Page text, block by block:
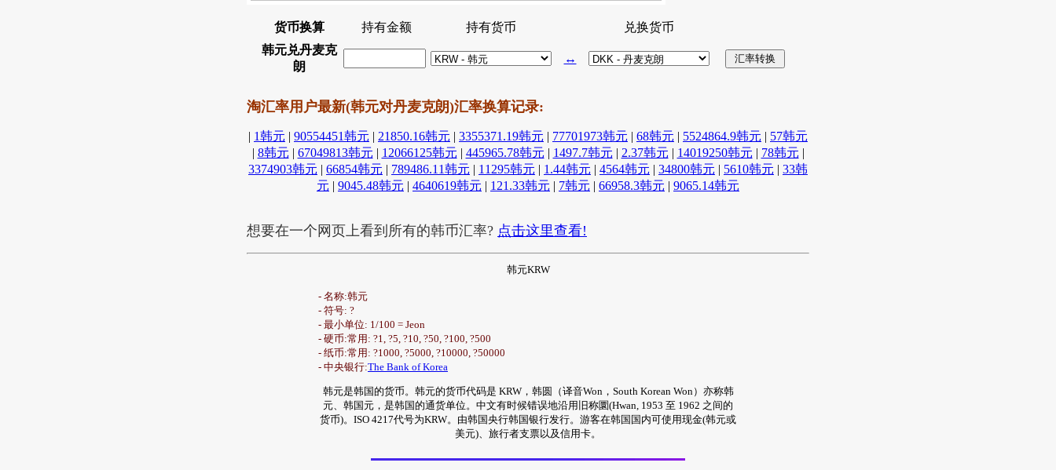
货币换算 持有金额 持有货币
兑换货币
韩元兑丹麦克
朗
↔
淘汇率用户最新(韩元对丹麦克朗)汇率换算记录:
| 1韩元 | 90554451韩元 | 21850.16韩元 | 3355371.19韩元 | 77701973韩元 | 68韩元 | 5524864.9韩元 | 57韩元
| 8韩元 | 67049813韩元 | 12066125韩元 | 445965.78韩元 | 1497.7韩元 | 2.37韩元 | 14019250韩元 | 78韩元 |
3374903韩元 | 66854韩元 | 789486.11韩元 | 11295韩元 | 1.44韩元 | 4564韩元 | 34800韩元 | 5610韩元 | 33韩
元 | 9045.48韩元 | 4640619韩元 | 121.33韩元 | 7韩元 | 66958.3韩元 | 9065.14韩元
想要在一个网页上看到所有的韩币汇率? 点击这里查看!
韩元KRW
- 名称:韩元
- 符号: ?
- 最小单位: 1/100 = Jeon
- 硬币:常用: ?1, ?5, ?10, ?50, ?100, ?500
- 纸币:常用: ?1000, ?5000, ?10000, ?50000
- 中央银行:The Bank of Korea
韩元是韩国的货币。韩元的货币代码是 KRW，韩圆（译音Won，South Korean Won）亦称韩
元、韩国元，是韩国的通货单位。中文有时候错误地沿用旧称圜(Hwan, 1953 至 1962 之间的
货币)。ISO 4217代号为KRW。由韩国央行韩国银行发行。游客在韩国国内可使用现金(韩元或
美元)、旅行者支票以及信用卡。